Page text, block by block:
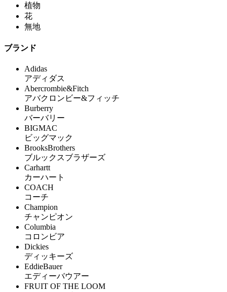
植物
花
無地
ブランド
Adidas
アディダス
Abercrombie&Fitch
アバクロンビー&フィッチ
Burberry
バーバリー
BIGMAC
ビッグマック
BrooksBrothers
ブルックスブラザーズ
Carhartt
カーハート
COACH
コーチ
Champion
チャンピオン
Columbia
コロンビア
Dickies
ディッキーズ
EddieBauer
エディーバウアー
FRUIT OF THE LOOM